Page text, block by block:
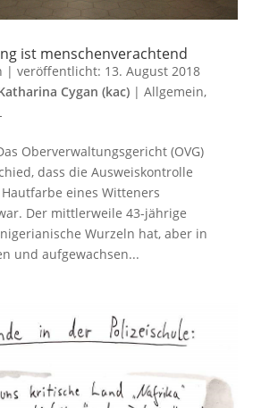
ist menschenverachtend
| veröffentlicht: 13. August 2018
Cygan (kac)| Allgemein,
Oberverwaltungsgericht (OVG)
dass die Ausweiskontrolle
eines Witteners
Der mittlerweile 43-jährige
Wurzeln hat, aber in
und aufgewachsen...